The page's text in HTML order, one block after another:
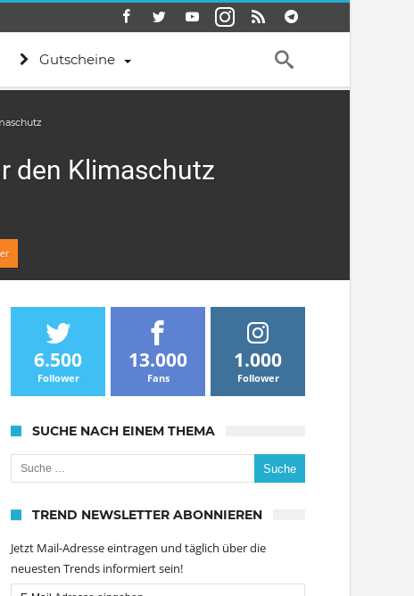
Gutscheine
den Klimaschutz
6.500
Follower
13.000
Fans
1.000
Follower
SUCHE NACH EINEM THEMA
Suche nach:
TREND NEWSLETTER ABONNIEREN
Jetzt Mail-Adresse eintragen und täglich über die
neuesten Trends informiert sein!
Email